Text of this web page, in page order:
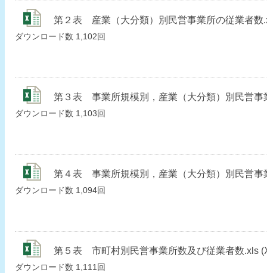
第２表 産業（大分類）別民営事業所の従業者数
ダウンロード数 1,102回
第３表 事業所規模別，産業（大分類）別民営事
ダウンロード数 1,103回
第４表 事業所規模別，産業（大分類）別民営事
ダウンロード数 1,094回
第５表 市町村別民営事業所数及び従業者数.xls
ダウンロード数 1,111回